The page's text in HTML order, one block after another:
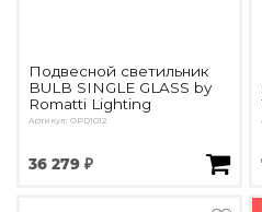
Подвесной светильник
BULB SINGLE GLASS by
Romatti Lighting
Артикул: OPD1012
36 279 ₽